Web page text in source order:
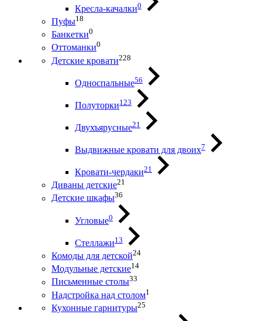
Кресла-качалки0
Пуфы18
Банкетки0
Оттоманки0
Детские кровати228
Односпальные56
Полуторки123
Двухъярусные21
Выдвижные кровати для двоих7
Кровати-чердаки21
Диваны детские21
Детские шкафы36
Угловые0
Стеллажи13
Комоды для детской24
Модульные детские14
Письменные столы33
Надстройка над столом1
Кухонные гарнитуры25